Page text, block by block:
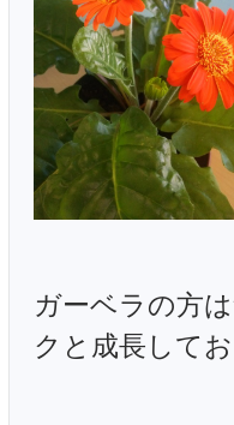
ガーベラの方
クと成長して